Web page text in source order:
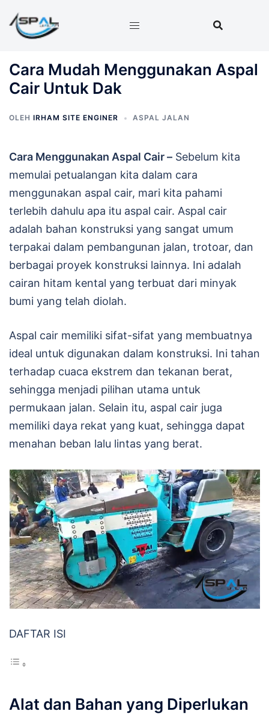
ke
Cara Mudah Menggunakan Aspal
Cair Untuk Dak
OLEH IRHAM SITE ENGINER ASPAL JALAN
Cara Menggunakan Aspal Cair – Sebelum kita
memulai petualangan kita dalam cara
menggunakan aspal cair, mari kita pahami
terlebih dahulu apa itu aspal cair. Aspal cair
adalah bahan konstruksi yang sangat umum
terpakai dalam pembangunan jalan, trotoar, dan
berbagai proyek konstruksi lainnya. Ini adalah
cairan hitam kental yang terbuat dari minyak
bumi yang telah diolah.
Aspal cair memiliki sifat-sifat yang membuatnya
ideal untuk digunakan dalam konstruksi. Ini tahan
terhadap cuaca ekstrem dan tekanan berat,
sehingga menjadi pilihan utama untuk
permukaan jalan. Selain itu, aspal cair juga
memiliki daya rekat yang kuat, sehingga dapat
menahan beban lalu lintas yang berat.
DAFTAR ISI
Alat dan Bahan yang Diperlukan